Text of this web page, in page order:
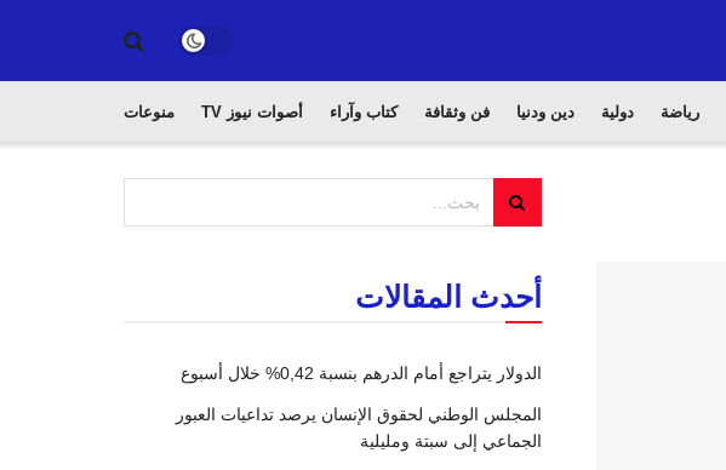
رياضة دولية دين ودنيا فن وثقافة كتاب وآراء أصوات نيوز TV منوعات
أحدث المقالات
الدولار يتراجع أمام الدرهم بنسبة 0,42% خلال أسبوع
المجلس الوطني لحقوق الإنسان يرصد تداعيات العبور
الجماعي إلى سبتة ومليلية